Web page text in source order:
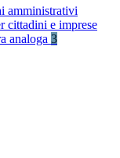
amministrativi
cittadini e imprese
analoga 3